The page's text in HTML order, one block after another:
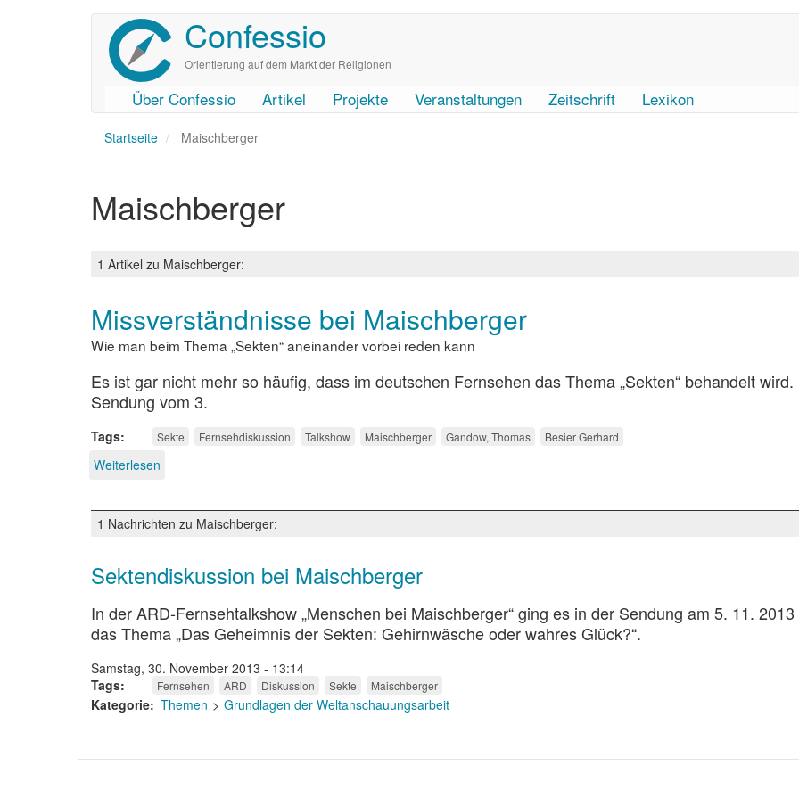
Confessio
Orientierung auf dem Markt der Religionen
User
account
Main
navigation
Über Confessio Artikel Projekte Veranstaltungen Zeitschrift Lexikon
Startseite Maischberger
Maischberger
1 Artikel zu Maischberger:
Missverständnisse bei Maischberger
Wie man beim Thema „Sekten“ aneinander vorbei reden kann
Es ist gar nicht mehr so häufig, dass im deutschen Fernsehen das Thema „Sekten“ behandelt wird.
Sendung vom 3.
Tags Sekte Fernsehdiskussion Talkshow Maischberger Gandow, Thomas Besier Gerhard
Weiterlesen
Maischberger
1 Nachrichten zu Maischberger:
Sektendiskussion bei Maischberger
In der ARD-Fernsehtalkshow „Menschen bei Maischberger“ ging es in der Sendung am 5. 11.
das Thema „Das Geheimnis der Sekten: Gehirnwäsche oder wahres Glück?“.
Samstag, 30. November 2013 - 13:14
Tags
Fernsehen ARD Diskussion Sekte Maischberger
Kategorie Themen Grundlagen der Weltanschauungsarbeit